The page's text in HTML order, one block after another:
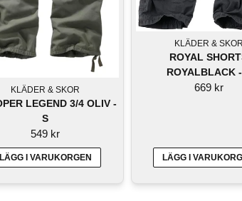
KLÄDER & SKOR
LEGEND 3/4 OLIV -
S
549 kr
LÄGG I VARUKORGEN
KLÄDER & SKOR
ROYAL
ROYALBLACK
669 kr
LÄGG I